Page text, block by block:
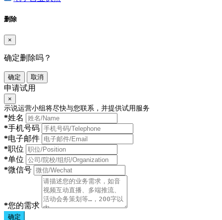
删除
×
确定删除吗？
确定 取消
申请试用
×
示说运营小组将尽快与您联系，并提供试用服务
*姓名
*手机号码
*电子邮件
*职位
*单位
*微信号
*您的需求
确定